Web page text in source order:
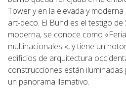
Tower y en la elevada y
art-deco. El Bund es el testigo
moderna, se conoce como
multinacionales «, y tiene un
edificios de arquitectura
construcciones están
un panorama llamativo.